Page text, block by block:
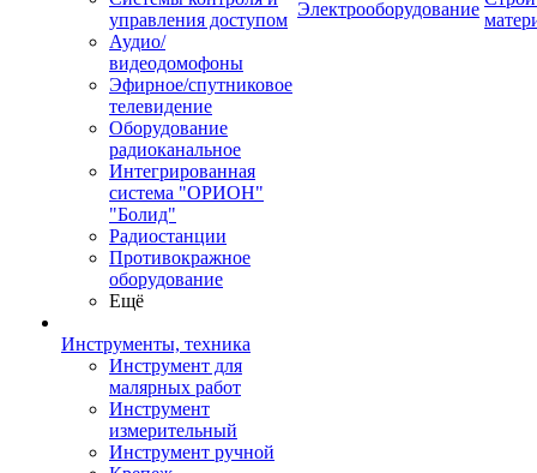
управления доступом
Аудио/
видеодомофоны
Эфирное/спутниковое
телевидение
Оборудование
радиоканальное
Интегрированная
система "ОРИОН"
"Болид"
Радиостанции
Противокражное
оборудование
Ещё
Инструменты, техника
Инструмент для
малярных работ
Инструмент
измерительный
Инструмент ручной
Электрооборудование